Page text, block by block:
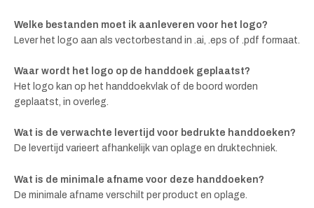
Welke bestanden moet ik aanleveren voor het logo?
Lever het logo aan als vectorbestand in .ai, .eps of .pdf formaat.
Waar wordt het logo op de handdoek geplaatst?
Het logo kan op het handdoekvlak of de boord worden
geplaatst, in overleg.
Wat is de verwachte levertijd voor bedrukte handdoeken?
De levertijd varieert afhankelijk van oplage en druktechniek.
Wat is de minimale afname voor deze handdoeken?
De minimale afname verschilt per product en oplage.